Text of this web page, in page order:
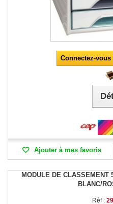
Connectez-
Ajouter à mes favoris
MODULE DE CLASSEMENT
BLANC/
Réf :